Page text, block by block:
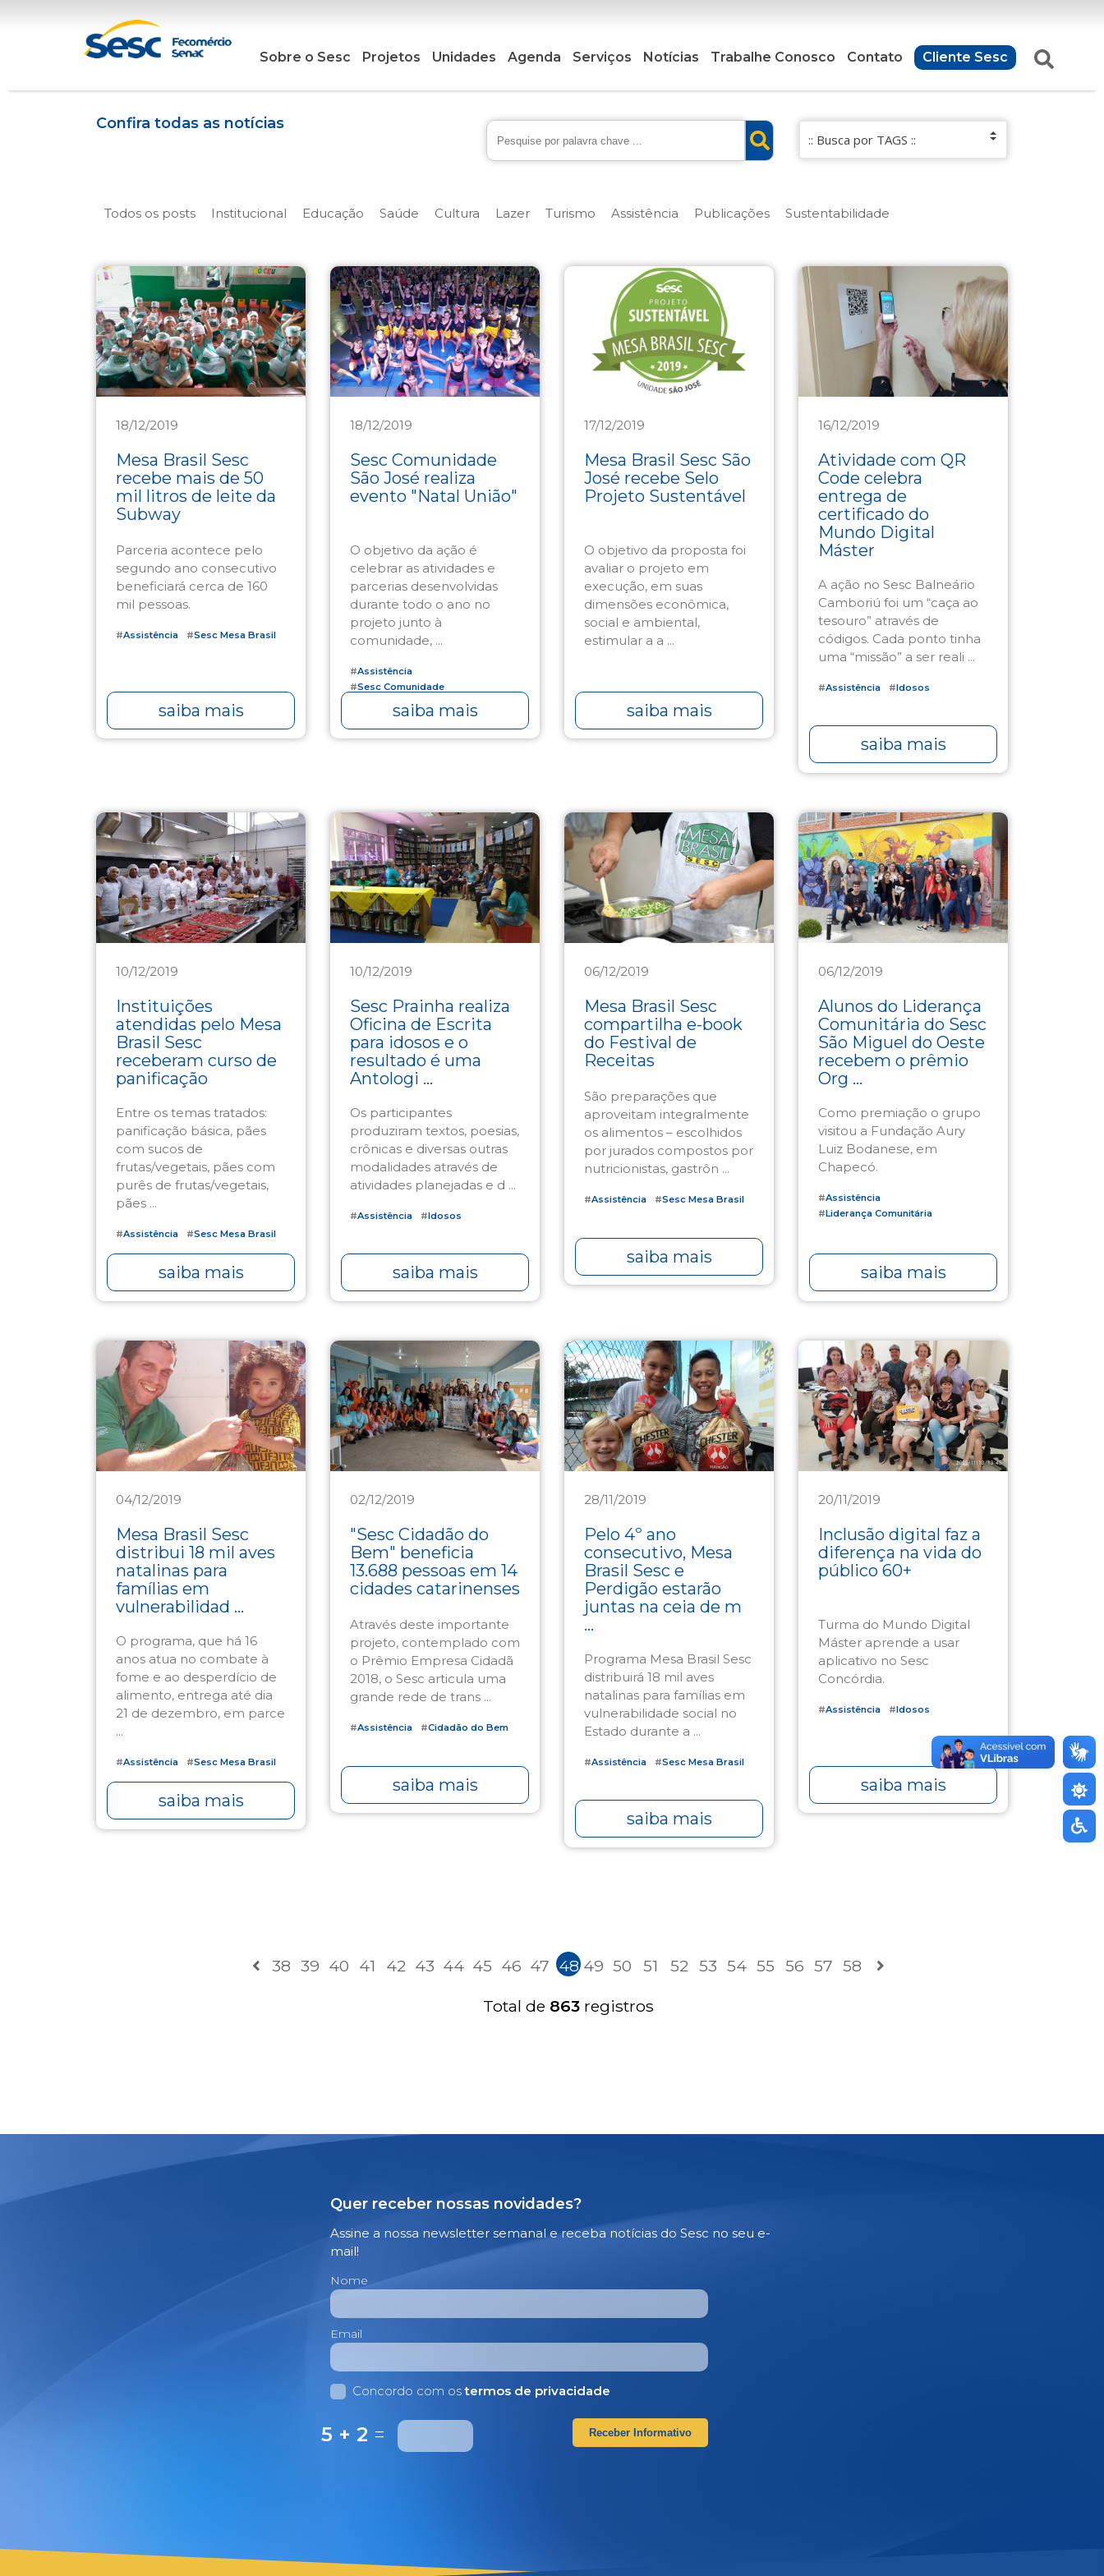
Sobre o Sesc Projetos Unidades Agenda Serviços Notícias Trabalhe Conosco Contato Cliente Sesc
Confira todas as notícias
Todos os posts Institucional Educação Saúde Cultura Lazer Turismo Assistência Publicações Sustentabilidade
Assistência
18/12/2019
Mesa Brasil Sesc
recebe mais de 50
mil litros de leite da
Subway
Parceria acontece pelo
segundo ano consecutivo
beneficiará cerca de 160
mil pessoas.
#Assistência #Sesc Mesa Brasil
saiba mais
Assistência
18/12/2019
Sesc Comunidade
São José realiza
evento "Natal União"
O objetivo da ação é
celebrar as atividades e
parcerias desenvolvidas
durante todo o ano no
projeto junto à
comunidade, ...
#Assistência
#Sesc Comunidade
saiba mais
Assistência
17/12/2019
Mesa Brasil Sesc São
José recebe Selo
Projeto Sustentável
O objetivo da proposta foi
avaliar o projeto em
execução, em suas
dimensões econômica,
social e ambiental,
estimular a a ...
saiba mais
Assistência
16/12/2019
Atividade com QR
Code celebra
entrega de
certificado do
Mundo Digital
Máster
A ação no Sesc Balneário
Camboriú foi um “caça ao
tesouro” através de
códigos. Cada ponto tinha
uma “missão” a ser reali ...
#Assistência #Idosos
saiba mais
Assistência
10/12/2019
Instituições
atendidas pelo Mesa
Brasil Sesc
receberam curso de
panificação
Entre os temas tratados:
panificação básica, pães
com sucos de
frutas/vegetais, pães com
purês de frutas/vegetais,
pães ...
#Assistência #Sesc Mesa Brasil
saiba mais
Assistência
10/12/2019
Sesc Prainha realiza
Oficina de Escrita
para idosos e o
resultado é uma
Antologi ...
Os participantes
produziram textos, poesias,
crônicas e diversas outras
modalidades através de
atividades planejadas e d ...
#Assistência #Idosos
saiba mais
Assistência
06/12/2019
Mesa Brasil Sesc
compartilha e-book
do Festival de
Receitas
São preparações que
aproveitam integralmente
os alimentos – escolhidos
por jurados compostos por
nutricionistas, gastrôn ...
#Assistência #Sesc Mesa Brasil
saiba mais
Assistência
06/12/2019
Alunos do Liderança
Comunitária do Sesc
São Miguel do Oeste
recebem o prêmio
Org ...
Como premiação o grupo
visitou a Fundação Aury
Luiz Bodanese, em
Chapecó.
#Assistência
#Liderança Comunitária
saiba mais
Assistência
04/12/2019
Mesa Brasil Sesc
distribui 18 mil aves
natalinas para
famílias em
vulnerabilidad ...
O programa, que há 16
anos atua no combate à
fome e ao desperdício de
alimento, entrega até dia
21 de dezembro, em parce
...
#Assistência #Sesc Mesa Brasil
saiba mais
Assistência
02/12/2019
"Sesc Cidadão do
Bem" beneficia
13.688 pessoas em 14
cidades catarinenses
Através deste importante
projeto, contemplado com
o Prêmio Empresa Cidadã
2018, o Sesc articula uma
grande rede de trans ...
#Assistência #Cidadão do Bem
saiba mais
Assistência
28/11/2019
Pelo 4º ano
consecutivo, Mesa
Brasil Sesc e
Perdigão estarão
juntas na ceia de m
...
Programa Mesa Brasil Sesc
distribuirá 18 mil aves
natalinas para famílias em
vulnerabilidade social no
Estado durante a ...
#Assistência #Sesc Mesa Brasil
saiba mais
Assistência
20/11/2019
Inclusão digital faz a
diferença na vida do
público 60+
Turma do Mundo Digital
Máster aprende a usar
aplicativo no Sesc
Concórdia.
#Assistência #Idosos
saiba mais
38 39 40 41 42 43 44 45 46 47 48 49 50 51 52 53 54 55 56 57 58
Total de 863 registros
Quer receber nossas novidades?
Assine a nossa newsletter semanal e receba notícias do Sesc no seu e-
mail!
Nome
Email
Concordo com ostermos de privacidade
5 + 2 = Receber Informativo